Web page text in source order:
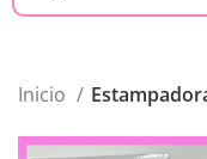
Inicio